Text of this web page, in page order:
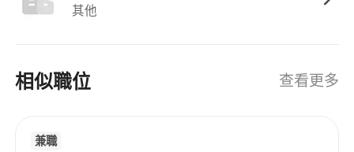
其他
相似職位 查看更多
兼職